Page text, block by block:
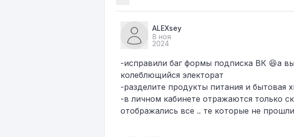
ALEXsey
8 ноя
2024
-исправили баг формы подписка ВК 😆а
колеблющийся электорат
-​разделите продукты питания и бытовая
-в личном кабинете отражаются только
отображались все .. те которые не